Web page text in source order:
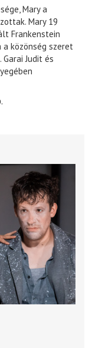
Mary a
Mary 19
Frankenstein
közönség szeret
Judit és